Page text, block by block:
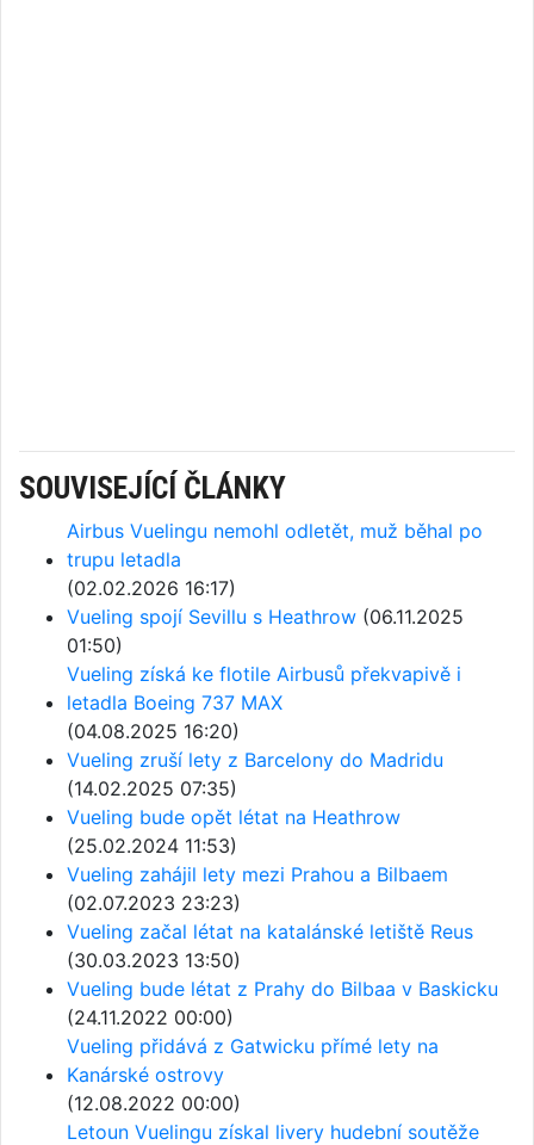
SOUVISEJÍCÍ ČLÁNKY
Airbus Vuelingu nemohl odletět, muž běhal po
trupu letadla
(02.02.2026 16:17)
Vueling spojí Sevillu s Heathrow (06.11.2025
01:50)
Vueling získá ke flotile Airbusů překvapivě i
letadla Boeing 737 MAX
(04.08.2025 16:20)
Vueling zruší lety z Barcelony do Madridu
(14.02.2025 07:35)
Vueling bude opět létat na Heathrow
(25.02.2024 11:53)
Vueling zahájil lety mezi Prahou a Bilbaem
(02.07.2023 23:23)
Vueling začal létat na katalánské letiště Reus
(30.03.2023 13:50)
Vueling bude létat z Prahy do Bilbaa v Baskicku
(24.11.2022 00:00)
Vueling přidává z Gatwicku přímé lety na
Kanárské ostrovy
(12.08.2022 00:00)
Letoun Vuelingu získal livery hudební soutěže